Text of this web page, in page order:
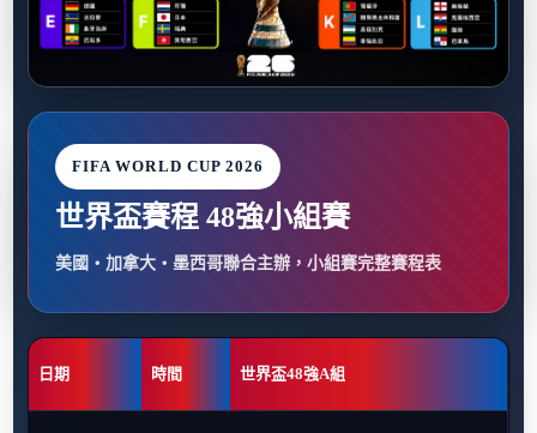
FIFA WORLD CUP 2026
世界盃賽程 48強小組賽
美國・加拿大・墨西哥聯合主辦，小組賽完整賽程表
日期 時間 世界盃48強A組